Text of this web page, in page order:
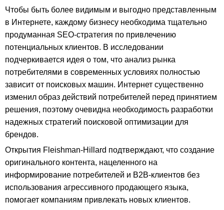
Чтобы быть более видимым и выгодно представленным
в Интернете, каждому бизнесу необходима тщательно
продуманная SEO-стратегия по привлечению
потенциальных клиентов. В исследовании
подчеркивается идея о том, что анализ рынка
потребителями в современных условиях полностью
зависит от поисковых машин. Интернет существенно
изменил образ действий потребителей перед принятием
решения, поэтому очевидна необходимость разработки
надежных стратегий поисковой оптимизации для
брендов.
Открытия Fleishman-Hillard подтверждают, что создание
оригинального контента, нацеленного на
информирование потребителей и B2B-клиентов без
использования агрессивного продающего языка,
помогает компаниям привлекать новых клиентов.